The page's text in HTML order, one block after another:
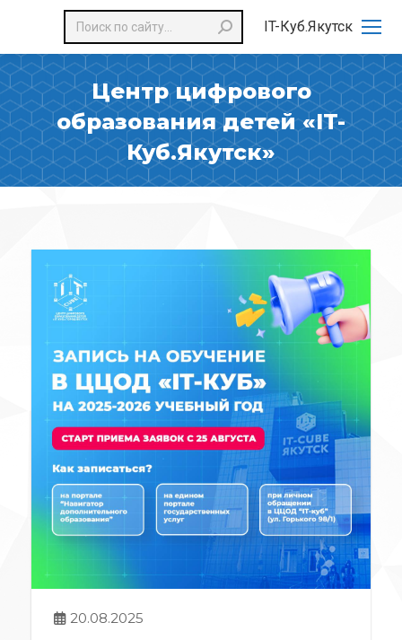
IT-Куб.Якутск
Поиск:
Центр цифрового
образования детей «IT-
Куб.Якутск»
20.08.2025